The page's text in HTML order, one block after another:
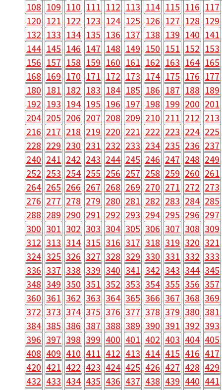
108 109 110 111 112 113 114 115 116 117
120 121 122 123 124 125 126 127 128 129
132 133 134 135 136 137 138 139 140 141
144 145 146 147 148 149 150 151 152 153
156 157 158 159 160 161 162 163 164 165
168 169 170 171 172 173 174 175 176 177
180 181 182 183 184 185 186 187 188 189
192 193 194 195 196 197 198 199 200 201
204 205 206 207 208 209 210 211 212 213
216 217 218 219 220 221 222 223 224 225
228 229 230 231 232 233 234 235 236 237
240 241 242 243 244 245 246 247 248 249
252 253 254 255 256 257 258 259 260 261
264 265 266 267 268 269 270 271 272 273
276 277 278 279 280 281 282 283 284 285
288 289 290 291 292 293 294 295 296 297
300 301 302 303 304 305 306 307 308 309
312 313 314 315 316 317 318 319 320 321
324 325 326 327 328 329 330 331 332 333
336 337 338 339 340 341 342 343 344 345
348 349 350 351 352 353 354 355 356 357
360 361 362 363 364 365 366 367 368 369
372 373 374 375 376 377 378 379 380 381
384 385 386 387 388 389 390 391 392 393
396 397 398 399 400 401 402 403 404 405
408 409 410 411 412 413 414 415 416 417
420 421 422 423 424 425 426 427 428 429
432 433 434 435 436 437 438 439 440 441